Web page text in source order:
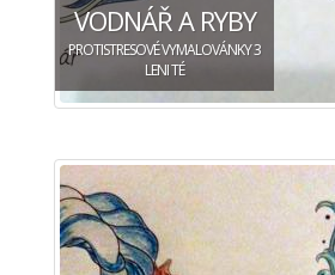
VODNÁŘ A RYBY
PROTISTRESOVÉ VYMALOVÁNKY 3
LENI TÉ